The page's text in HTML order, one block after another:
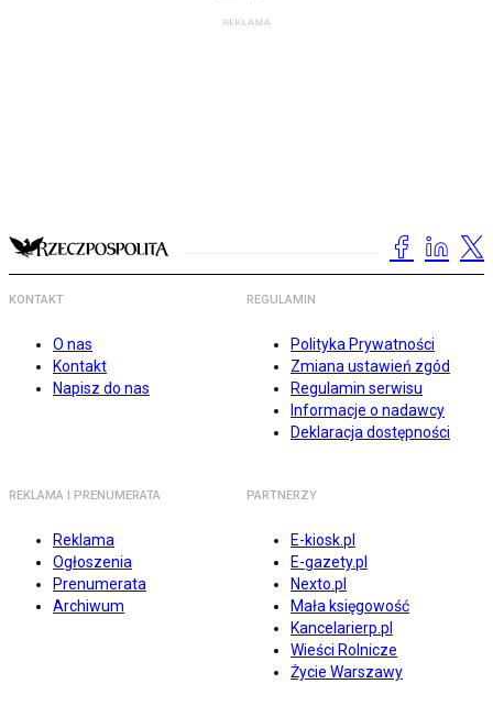
KONTAKT
O nas
Kontakt
Napisz do nas
REGULAMIN
Polityka Prywatności
Zmiana ustawień zgód
Regulamin serwisu
Informacje o nadawcy
Deklaracja dostępności
REKLAMA I PRENUMERATA
Reklama
Ogłoszenia
Prenumerata
Archiwum
PARTNERZY
E-kiosk.pl
E-gazety.pl
Nexto.pl
Mała księgowość
Kancelarierp.pl
Wieści Rolnicze
Życie Warszawy